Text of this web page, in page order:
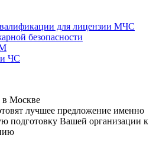
для лицензии МЧС
безопасности
ЧС
Москве
лучшее предложение именно
подготовку Вашей организации к